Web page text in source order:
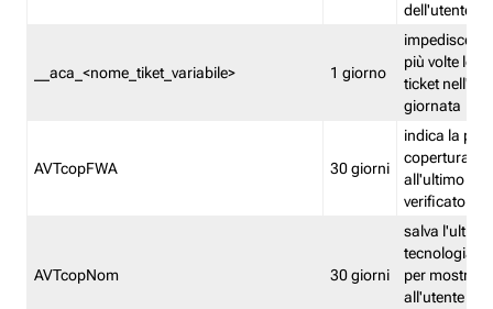
dell'utente
__aca_<nome_tiket_variabile> 1 giorno
impedisce di
più volte lo
ticket
giornata
AVTcopFWA 30 giorni
indica la
copertura
all'ultimo
verificato
AVTcopNom 30 giorni
salva l'ultima
tecnologia
per
all'utente